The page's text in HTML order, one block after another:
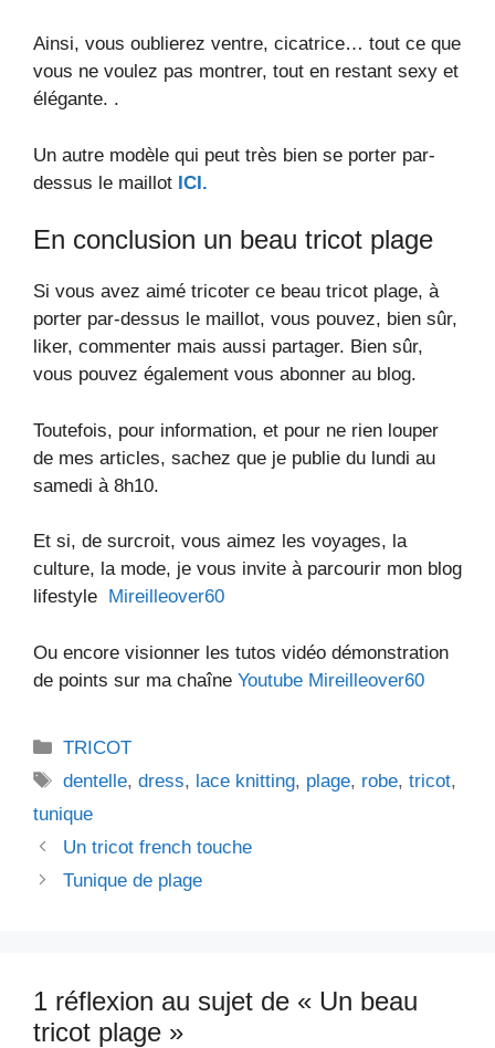
Ainsi, vous oublierez ventre, cicatrice… tout ce que
vous ne voulez pas montrer, tout en restant sexy et
élégante. .
Un autre modèle qui peut très bien se porter par-
dessus le maillot ICI.
En conclusion un beau tricot plage
Si vous avez aimé tricoter ce beau tricot plage, à
porter par-dessus le maillot, vous pouvez, bien sûr,
liker, commenter mais aussi partager. Bien sûr,
vous pouvez également vous abonner au blog.
Toutefois, pour information, et pour ne rien louper
de mes articles, sachez que je publie du lundi au
samedi à 8h10.
Et si, de surcroit, vous aimez les voyages, la
culture, la mode, je vous invite à parcourir mon blog
lifestyle Mireilleover60
Ou encore visionner les tutos vidéo démonstration
de points sur ma chaîne Youtube Mireilleover60
Catégories
TRICOT
Étiquettes
dentelle,dress, lace knitting, plage, robe,tricot,
tunique
Un tricot french touche
Tunique de plage
1 réflexion au sujet de « Un beau
tricot plage »